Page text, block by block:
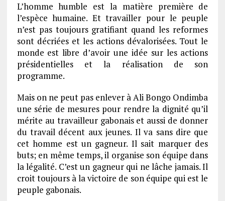
L’homme humble est la matière première de
l’espèce humaine. Et travailler pour le peuple
n’est pas toujours gratifiant quand les reformes
sont décriées et les actions dévalorisées. Tout le
monde est libre d’avoir une idée sur les actions
présidentielles et la réalisation de son
programme.
Mais on ne peut pas enlever à Ali Bongo Ondimba
une série de mesures pour rendre la dignité qu’il
mérite au travailleur gabonais et aussi de donner
du travail décent aux jeunes. Il va sans dire que
cet homme est un gagneur. Il sait marquer des
buts; en même temps, il organise son équipe dans
la légalité. C’est un gagneur qui ne lâche jamais. Il
croit toujours à la victoire de son équipe qui est le
peuple gabonais.